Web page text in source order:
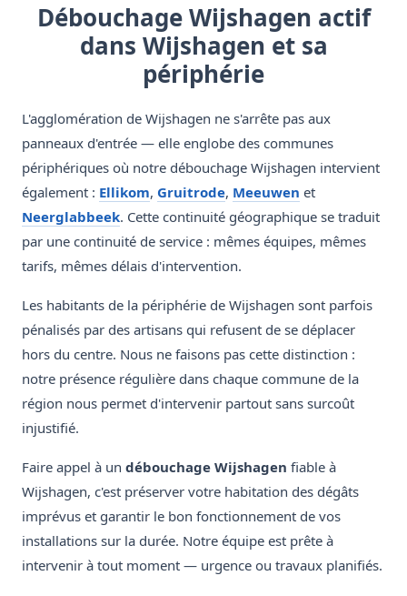
Débouchage Wijshagen actif
dans Wijshagen et sa
périphérie
L'agglomération de Wijshagen ne s'arrête pas aux
panneaux d'entrée — elle englobe des communes
périphériques où notre débouchage Wijshagen intervient
également : Ellikom, Gruitrode, Meeuwen et
Neerglabbeek. Cette continuité géographique se traduit
par une continuité de service : mêmes équipes, mêmes
tarifs, mêmes délais d'intervention.
Les habitants de la périphérie de Wijshagen sont parfois
pénalisés par des artisans qui refusent de se déplacer
hors du centre. Nous ne faisons pas cette distinction :
notre présence régulière dans chaque commune de la
région nous permet d'intervenir partout sans surcoût
injustifié.
Faire appel à un débouchage Wijshagen fiable à
Wijshagen, c'est préserver votre habitation des dégâts
imprévus et garantir le bon fonctionnement de vos
installations sur la durée. Notre équipe est prête à
intervenir à tout moment — urgence ou travaux planifiés.